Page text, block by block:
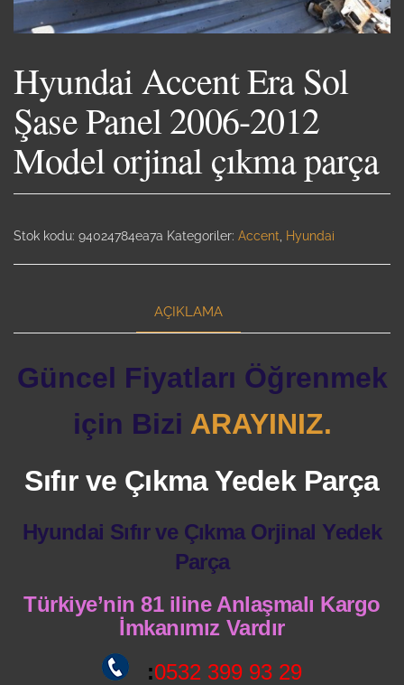
Hyundai Accent Era Sol
Şase Panel 2006-2012
Model orjinal çıkma parça
Stok kodu: 94024784ea7a Kategoriler: Accent Hyundai
AÇIKLAMA
Güncel Fiyatları Öğrenmek
için Bizi ARAYINIZ.
Sıfır ve Çıkma Yedek Parça
Hyundai Sıfır ve Çıkma Orjinal Yedek
Parça
Türkiye’nin 81 iline Anlaşmalı Kargo
İmkanımız Vardır
:0532 399 93 29